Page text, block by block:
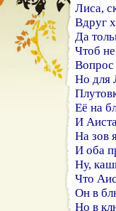
Лиса,
Вдруг
Да
Чтоб
Вопрос
Но для
Её на
И
На зов
И оба
Ну,
Что
Он в
Но в